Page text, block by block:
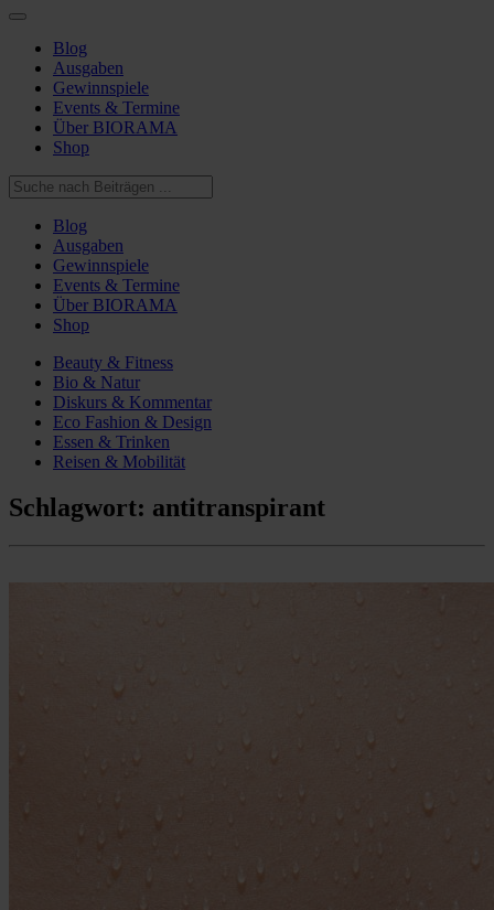
Blog
Ausgaben
Gewinnspiele
Events & Termine
Über BIORAMA
Shop
Blog
Ausgaben
Gewinnspiele
Events & Termine
Über BIORAMA
Shop
Beauty & Fitness
Bio & Natur
Diskurs & Kommentar
Eco Fashion & Design
Essen & Trinken
Reisen & Mobilität
Schlagwort: antitranspirant